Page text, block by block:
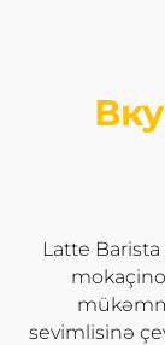
Latte
sevimlisinə